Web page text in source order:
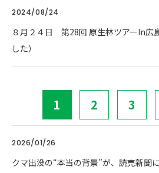
2024/08/24
８月２４日 第28回 原生林ツアーIn広島
した）
1 2 3
2026/01/26
クマ出没の“本当の背景”が、読売新聞